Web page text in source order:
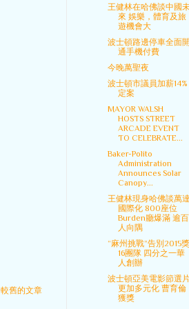
較舊的文章
王健林在哈佛談中國
來 娛樂，體育及旅
遊機會大
波士頓路邊停車全面開
通手機付費
今晚萬聖夜
波士頓市議員加薪14%
定案
MAYOR WALSH
HOSTS STREET
ARCADE EVENT
TO CELEBRATE...
Baker-Polito
Administration
Announces Solar
Canopy...
王健林現身哈佛談萬達
國際化 800座位
Burden廳爆滿 逾百
人向隅
“麻州挑戰”告別2015獎
16團隊 四分之一華
人創辦
波士頓亞美電影節選
更加多元化 曹育倫
獲獎